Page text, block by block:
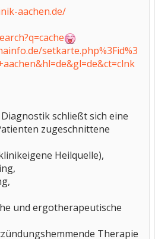
aachen.de/
setkarte.php%3Fid%3
schließt sich eine
zugeschnittene
Heilquelle),
und ergotherapeutische
Therapie